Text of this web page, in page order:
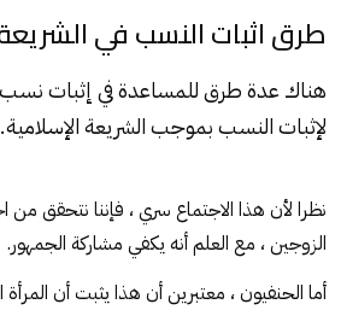
طرق اثبات النسب في
هناك عدة طرق للمساعدة في إثبات
لإثبات النسب بموجب الشريعة
نظرا لأن هذا الاجتماع سري ، فإننا نتحقق
الزوجين ، مع العلم أنه يكفي مشاركة الجمهور.
أما الحنفيون ، معتبرين أن هذا يثبت أن